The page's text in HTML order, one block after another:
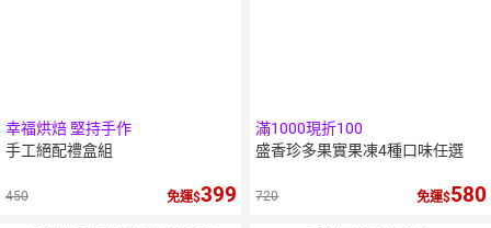
幸福烘焙 堅持手作
手工絕配禮盒組
450 免運 399
滿1000現折100
盛香珍多果實果凍4種口味任選
720 免運 580